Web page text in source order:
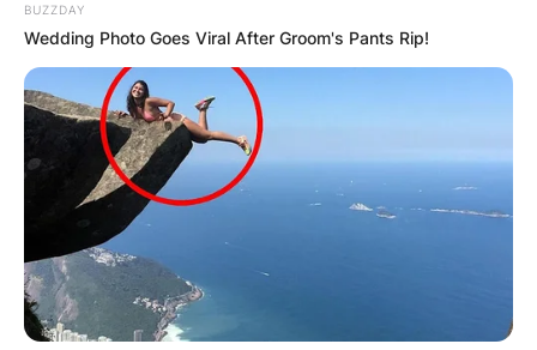
Барај
КАТЕГОРИИ
Пронајдете го тоа што ве интересира
BUZZDAY
Wedding Photo Goes Viral After Groom's Pants Rip!